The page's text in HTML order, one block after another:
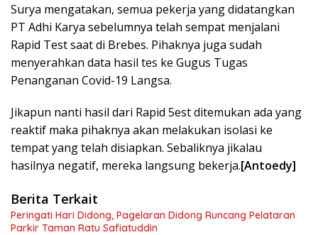
Surya mengatakan, semua pekerja yang didatangkan
PT Adhi Karya sebelumnya telah sempat menjalani
Rapid Test saat di Brebes. Pihaknya juga sudah
menyerahkan data hasil tes ke Gugus Tugas
Penanganan Covid-19 Langsa.
Jikapun nanti hasil dari Rapid 5est ditemukan ada yang
reaktif maka pihaknya akan melakukan isolasi ke
tempat yang telah disiapkan. Sebaliknya jikalau
hasilnya negatif, mereka langsung bekerja.[Antoedy]
Berita Terkait
Peringati Hari Didong, Pagelaran Didong Runcang Pelataran
Parkir Taman Ratu Safiatuddin